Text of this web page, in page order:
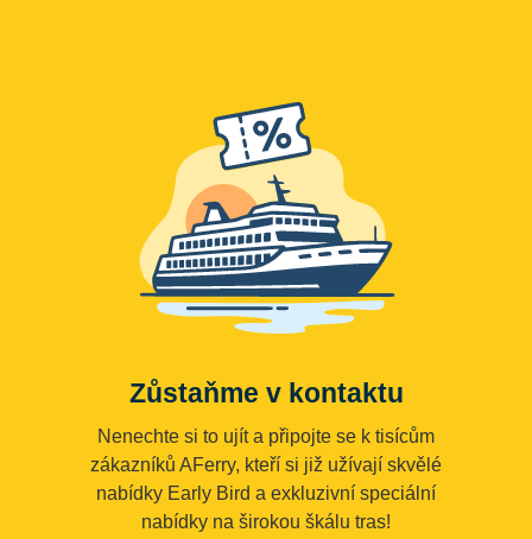
Zůstaňme v kontaktu
Nenechte si to ujít a připojte se k tisícům
zákazníků AFerry, kteří si již užívají skvělé
nabídky Early Bird a exkluzivní speciální
nabídky na širokou škálu tras!